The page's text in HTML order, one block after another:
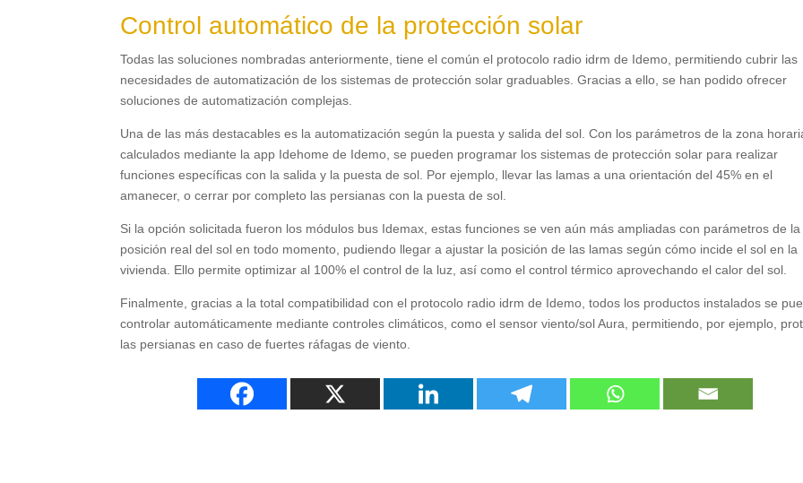
Control automático de la protección solar
Todas las soluciones nombradas anteriormente, tiene el común el protocolo radio idrm de Idemo, permitiendo cubrir las
necesidades de automatización de los sistemas de protección solar graduables. Gracias a ello, se han podido ofrecer
soluciones de automatización complejas.
Una de las más destacables es la automatización según la puesta y salida del sol. Con los parámetros de la zona
calculados mediante la app Idehome de Idemo, se pueden programar los sistemas de protección solar para realizar
funciones específicas con la salida y la puesta de sol. Por ejemplo, llevar las lamas a una orientación del 45% en el
amanecer, o cerrar por completo las persianas con la puesta de sol.
Si la opción solicitada fueron los módulos bus Idemax, estas funciones se ven aún más ampliadas con parámetros de la
posición real del sol en todo momento, pudiendo llegar a ajustar la posición de las lamas según cómo incide el sol en la
vivienda. Ello permite optimizar al 100% el control de la luz, así como el control térmico aprovechando el calor del sol.
Finalmente, gracias a la total compatibilidad con el protocolo radio idrm de Idemo, todos los productos instalados se
controlar automáticamente mediante controles climáticos, como el sensor viento/sol Aura, permitiendo, por ejemplo,
las persianas en caso de fuertes ráfagas de viento.